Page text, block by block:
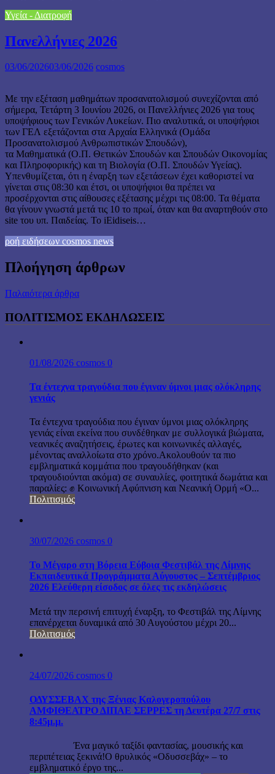
Υγεία - Διατροφή
Πανελλήνιες 2026
03/06/202603/06/2026 cosmos
Με την εξέταση μαθημάτων προσανατολισμού συνεχίζονται από
σήμερα, Τετάρτη 3 Ιουνίου 2026, οι Πανελλήνιες 2026 για τους
υποψήφιους των Γενικών Λυκείων. Πιο αναλυτικά, οι υποψήφιοι
των ΓΕΛ εξετάζονται στα Αρχαία Ελληνικά (Ομάδα
Προσανατολισμού Ανθρωπιστικών Σπουδών),
τα Μαθηματικά (Ο.Π. Θετικών Σπουδών και Σπουδών Οικονομίας
και Πληροφορικής) και τη Βιολογία (Ο.Π. Σπουδών Υγείας).
Υπενθυμίζεται, ότι η έναρξη των εξετάσεων έχει καθοριστεί να
γίνεται στις 08:30 και έτσι, οι υποψήφιοι θα πρέπει να
προσέρχονται στις αίθουσες εξέτασης μέχρι τις 08:00. Τα θέματα
θα γίνουν γνωστά μετά τις 10 το πρωί, όταν και θα αναρτηθούν στο
site του υπ. Παιδείας. Το iEidiseis…
ροή ειδήσεων cosmos news
Πλοήγηση άρθρων
Παλαιότερα άρθρα
ΠΟΛΙΤΙΣΜΟΣ ΕΚΔΗΛΩΣΕΙΣ
01/08/2026 cosmos 0
Τα έντεχνα τραγούδια που έγιναν ύμνοι μιας ολόκληρης
γενιάς
Τα έντεχνα τραγούδια που έγιναν ύμνοι μιας ολόκληρης
γενιάς είναι εκείνα που συνδέθηκαν με συλλογικά βιώματα,
νεανικές αναζητήσεις, έρωτες και κοινωνικές αλλαγές,
μένοντας αναλλοίωτα στο χρόνο.Ακολουθούν τα πιο
εμβληματικά κομμάτια που τραγουδήθηκαν (και
τραγουδιούνται ακόμα) σε συναυλίες, φοιτητικά δωμάτια και
παραλίες: ✊ Κοινωνική Αφύπνιση και Νεανική Ορμή «Ο...
Πολιτισμός
30/07/2026 cosmos 0
Το Μέγαρο στη Βόρεια Εύβοια Φεστιβάλ της Λίμνης
Εκπαιδευτικά Προγράμματα Αύγουστος – Σεπτέμβριος
2026 Ελεύθερη είσοδος σε όλες τις εκδηλώσεις
Μετά την περσινή επιτυχή έναρξη, το Φεστιβάλ της Λίμνης
επανέρχεται δυναμικά από 30 Αυγούστου μέχρι 20...
Πολιτισμός
24/07/2026 cosmos 0
ΟΔΥΣΣΕΒΑΧ της Ξένιας Καλογεροπούλου
ΑΜΦΙΘΕΑΤΡΟ ΔΙΠΑΕ ΣΕΡΡΕΣ τη Δευτέρα 27/7 στις
8:45μ.μ.
Ένα μαγικό ταξίδι φαντασίας, μουσικής και
περιπέτειας ξεκινά!Ο θρυλικός «Οδυσσεβάχ» – το
εμβληματικό έργο της...